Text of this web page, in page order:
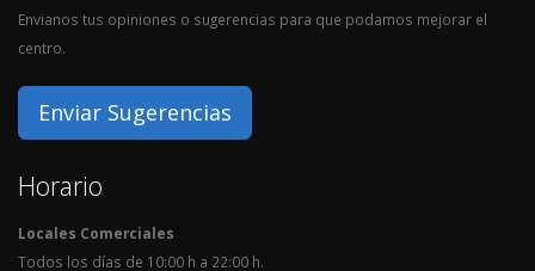
Envianos tus opiniones o sugerencias para que podamos mejorar el
centro.
Enviar Sugerencias
Horario
Locales Comerciales
Todos los días de 10:00 h a 22:00 h.